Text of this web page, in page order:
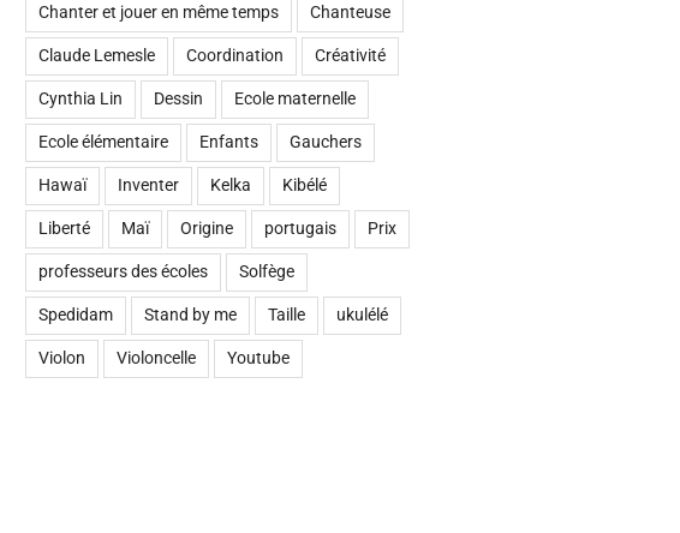
Chanter et jouer en même temps Chanteuse
Claude Lemesle Coordination Créativité
Cynthia Lin Dessin Ecole maternelle
Ecole élémentaire Enfants Gauchers
Hawaï Inventer Kelka Kibélé
Liberté Maï Origine portugais Prix
professeurs des écoles Solfège
Spedidam Stand by me Taille ukulélé
Violon Violoncelle Youtube